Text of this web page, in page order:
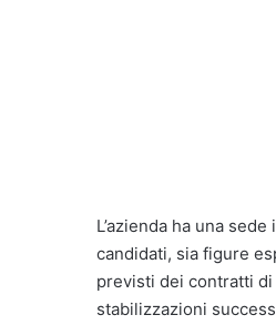
L’azienda ha una
candidati, sia figure
previsti dei contratti
stabilizzazioni